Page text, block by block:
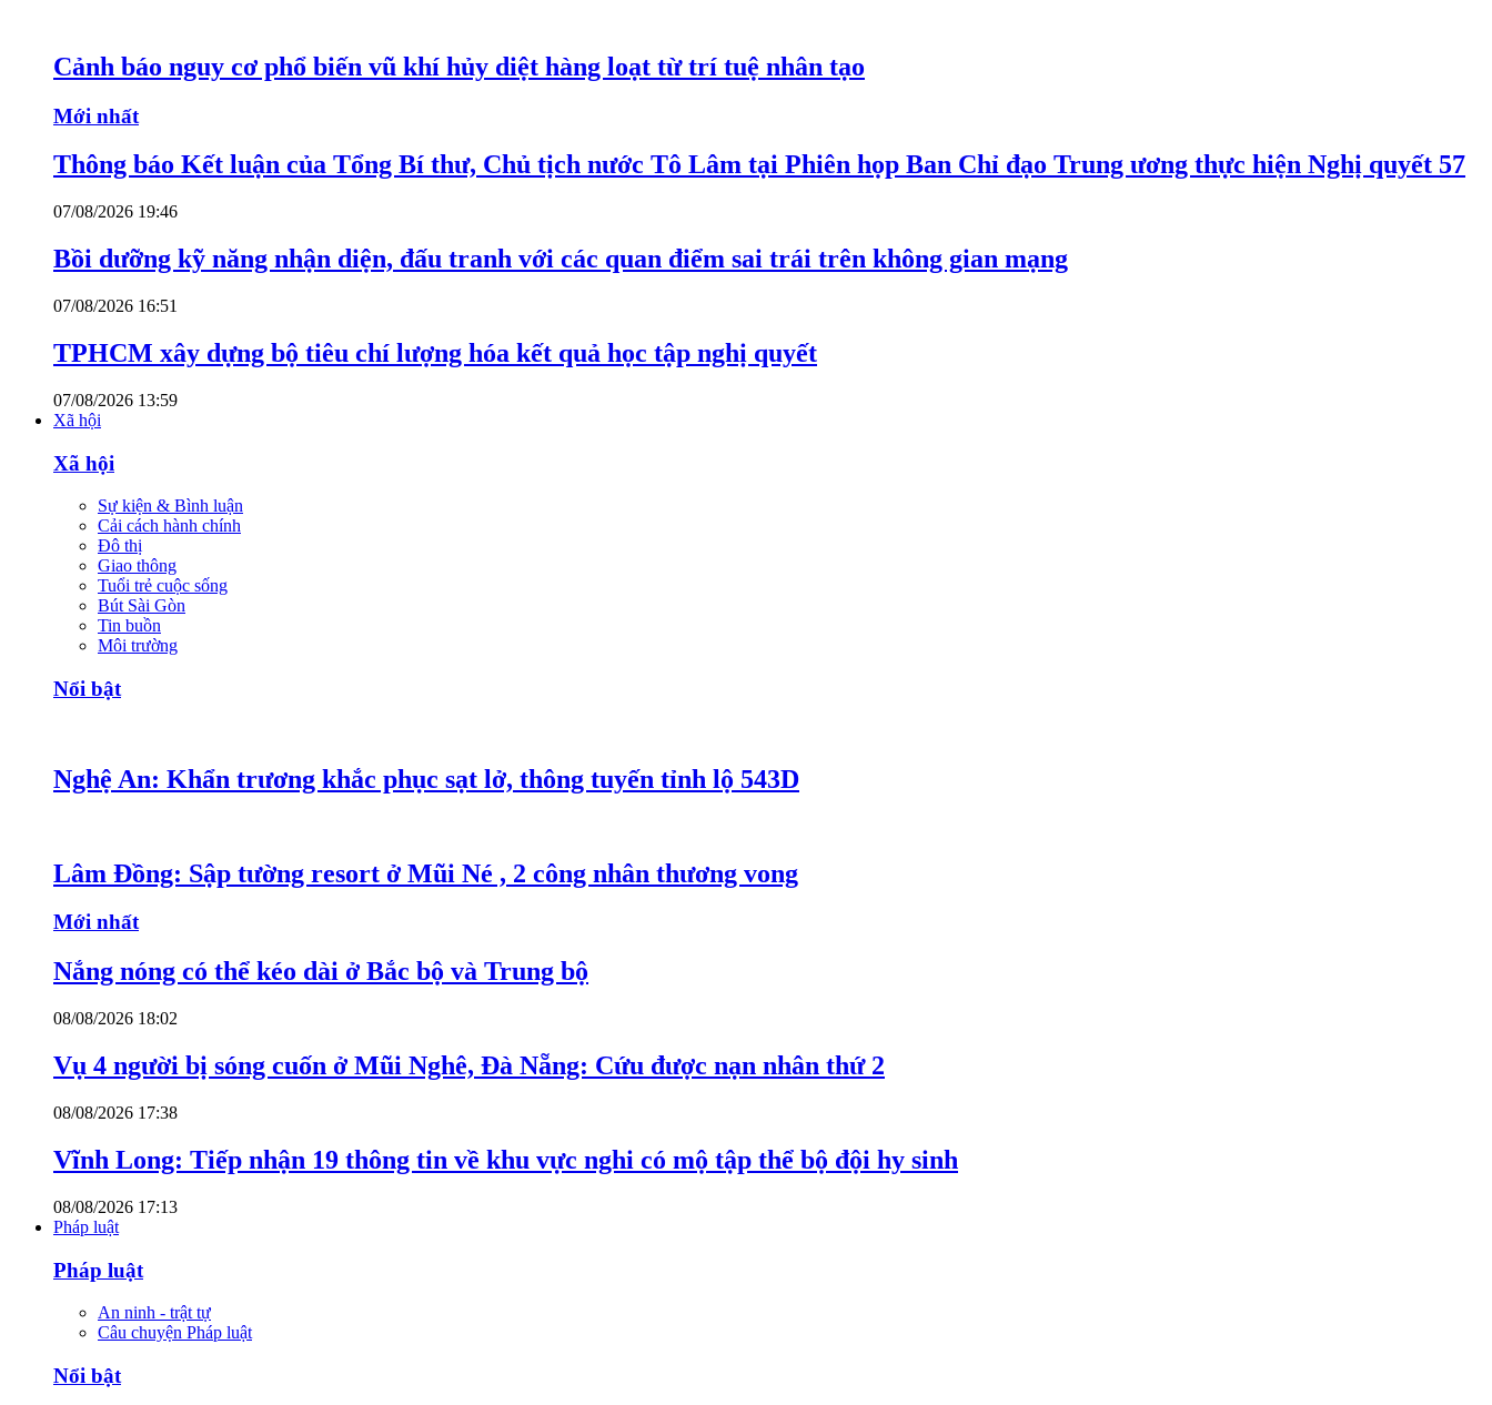
Cảnh báo nguy cơ phổ biến vũ khí hủy diệt hàng loạt từ trí tuệ nhân tạo
Mới nhất
Thông báo Kết luận của Tổng Bí thư, Chủ tịch nước Tô Lâm tại Phiên họp Ban Chỉ đạo Trung ương thực hiện Nghị quyết 57
07/08/2026 19:46
Bồi dưỡng kỹ năng nhận diện, đấu tranh với các quan điểm sai trái trên không gian mạng
07/08/2026 16:51
TPHCM xây dựng bộ tiêu chí lượng hóa kết quả học tập nghị quyết
07/08/2026 13:59
Xã hội
Xã hội
Sự kiện & Bình luận
Cải cách hành chính
Đô thị
Giao thông
Tuổi trẻ cuộc sống
Bút Sài Gòn
Tin buồn
Môi trường
Nổi bật
Nghệ An: Khẩn trương khắc phục sạt lở, thông tuyến tỉnh lộ 543D
Lâm Đồng: Sập tường resort ở Mũi Né , 2 công nhân thương vong
Mới nhất
Nắng nóng có thể kéo dài ở Bắc bộ và Trung bộ
08/08/2026 18:02
Vụ 4 người bị sóng cuốn ở Mũi Nghê, Đà Nẵng: Cứu được nạn nhân thứ 2
08/08/2026 17:38
Vĩnh Long: Tiếp nhận 19 thông tin về khu vực nghi có mộ tập thể bộ đội hy sinh
08/08/2026 17:13
Pháp luật
Pháp luật
An ninh - trật tự
Câu chuyện Pháp luật
Nổi bật